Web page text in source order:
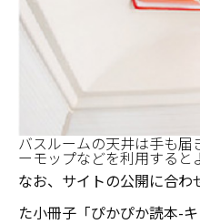
バスルームの天井は手も
ーモップなどを利用すると
なお、サイトの公開に合わ
た小冊子「ぴかぴか読本-